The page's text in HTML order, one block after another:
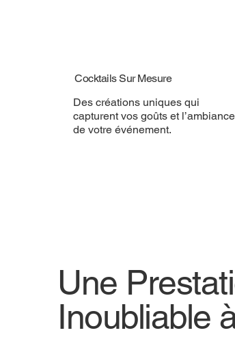
Cocktails Sur Mesure
Des créations uniques qui
capturent vos goûts et l’ambiance
de votre événement.
Une
Inoubliable
Une
Inoubliable